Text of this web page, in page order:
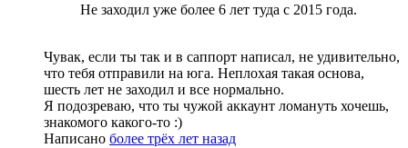
Не заходил уже более 6 лет туда с 2015 года.
Чувак, если ты так и в саппорт написал, не удивительно,
что тебя отправили на юга. Неплохая такая основа,
шесть лет не заходил и все нормально.
Я подозреваю, что ты чужой аккаунт ломануть хочешь,
знакомого какого-то :)
Написано более трёх лет назад